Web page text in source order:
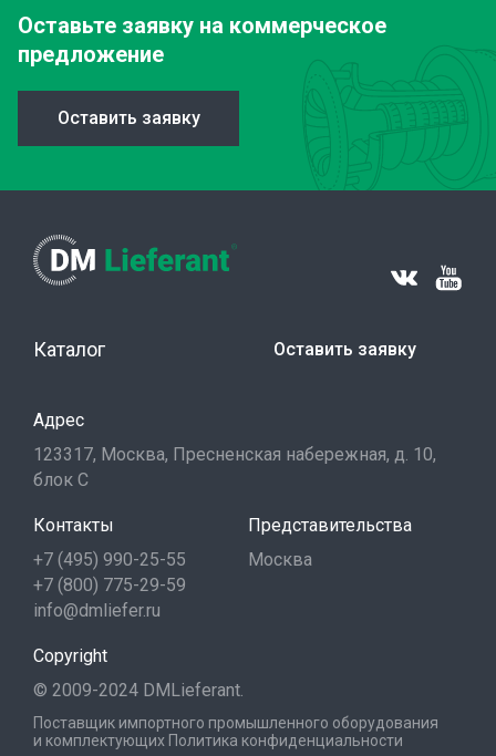
Оставьте заявку на коммерческое
предложение
Оставить заявку
Каталог Оставить заявку
Адрес
123317, Москва, Пресненская набережная, д. 10,
блок С
Контакты
+7 (495) 990-25-55
+7 (800) 775-29-59
info@dmliefer.ru
Представительства
Москва
Copyright
© 2009-2024 DMLieferant.
Поставщик импортного промышленного оборудования
и комплектующих Политика конфиденциальности